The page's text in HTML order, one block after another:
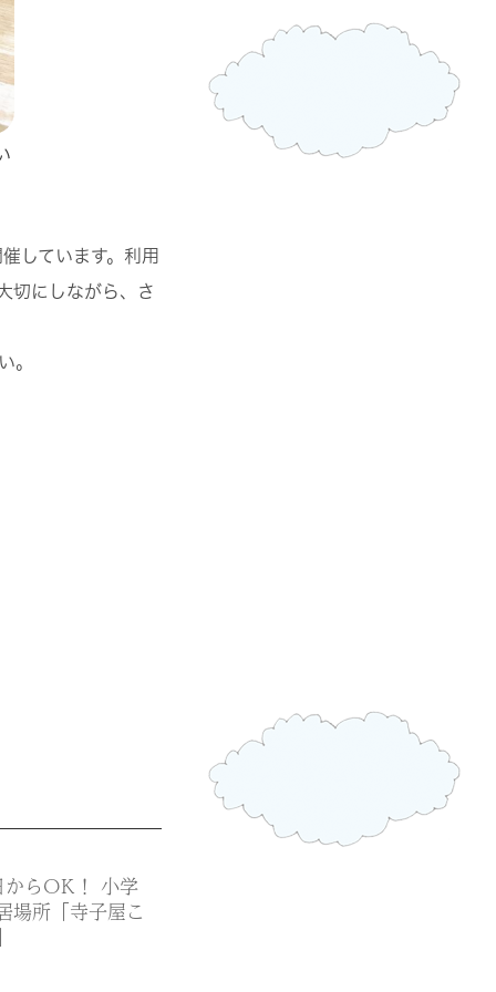
しています。利用
切にしながら、さ
。
からOK！ 小学
場所「寺子屋こ